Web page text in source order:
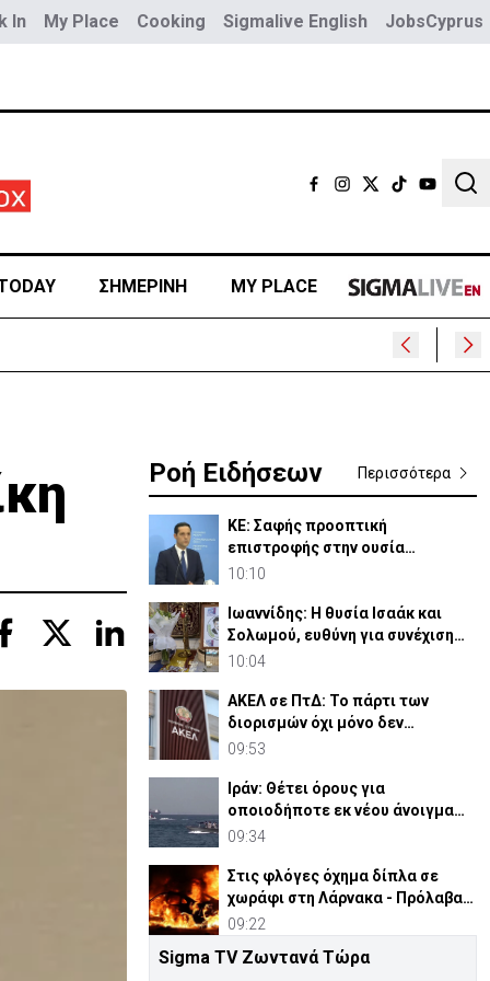
In My Place Cooking Sigmalive English JobsCyprus
ΣΗΜΕΡΙΝΗ MY PLACE
Ροή Ειδήσεων Περισσότερα
ΚΕ: Σαφής προοπτική
επιστροφής στην ουσία
Κυπριακού, η πρόθεση
10:10
Ιωαννίδης: Η θυσία Ισαάκ και
Σολωμού, ευθύνη για συνέχιση
αγώνα απελευθέρωσης
10:04
ΑΚΕΛ σε ΠτΔ: Το πάρτι των
διορισμών όχι μόνο δεν
τελείωσε, αλλά έχει ενταθεί
09:53
Ιράν: Θέτει όρους για
οποιοδήποτε εκ νέου άνοιγμα
των Στενών του Ορμούζ
09:34
Στις φλόγες όχημα δίπλα σε
χωράφι στη Λάρνακα - Πρόλαβαν
τα χειρότερα
09:22
Με σορτς στην εκδήλωση μνήμης
Sigma TV Ζωντανά Τώρα